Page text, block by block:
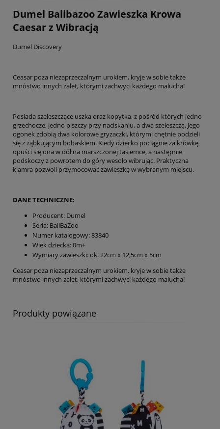
Dumel Balibazoo Zawieszka Krowa
Caesar z Wibracją
Dumel Discovery
Ceasar poza niezaprzeczalnym urokiem, kryje w sobie także
mnóstwo innych zalet, którymi zachwyci każdego malucha!
Posiada szeleszczące uszka oraz kopytka, z pośród których jedno
grzechocze, jedno piszczy przy naciskaniu, a dwa szeleszczą. Jego
ogonek zdobią dwa kolorowe gryzaczki, którymi chętnie podzieli
się z ząbkującym bobaskiem. Kiedy dziecko pociągnie za krówkę
opuści się ona w dół na marszczonej tasiemce, a następnie
podskoczy z powrotem do góry wesoło wibrując. Praktyczna
klamra pozwoli przymocować zawieszkę w wybranym miejscu.
DANE TECHNICZNE:
Producent: Dumel
Seria: BaliBaZoo
Numer katalogowy: 83840
Wiek dziecka: 0m+
Wymiary zawieszki: ok. 22cm x 12,5cm x 5cm
Ceasar poza niezaprzeczalnym urokiem, kryje w sobie także
mnóstwo innych zalet, którymi zachwyci każdego malucha!
Produkty powiązane